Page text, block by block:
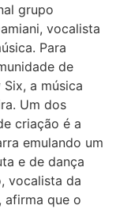
grupo
vocalista
Para
de
a música
Um dos
criação é a
emulando um
e de dança
vocalista da
afirma que o